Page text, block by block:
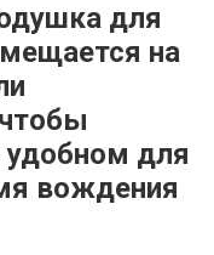
для
на
для
вождения